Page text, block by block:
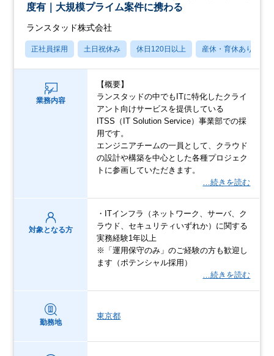
度有｜大規模プライム案件に携わる
ランスタッド株式会社
正社員採用 土日祝休み 休日120日以上 産休・育休あり
業務内容
【概要】
ランスタッドの中でもITに特化したクライ
アント向けサービスを提供している
ITSS（IT Solution Service）事業部での採
用です。
エンジニアチームの一員として、クラウド
の設計や構築を中心とした各種プロジェク
トに参画していただきます。
…続きを読む
対象となる方
・ITインフラ（ネットワーク、サーバ、ク
ラウド、セキュリティいずれか）に関する
実務経験1年以上
※「運用保守のみ」のご経験の方も歓迎し
ます（ポテンシャル採用）
…続きを読む
勤務地
東京都